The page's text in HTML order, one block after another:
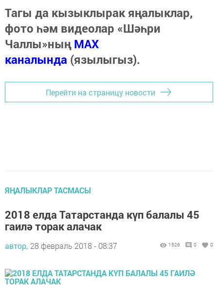
Тагы да кызыклырак яңалыклар,
фото һәм видеолар «Шәһри
Чаллы»ныңMAX
каналында (язылыгыз).
Перейти на страницу новости
ЯҢАЛЫКЛАР ТАСМАСЫ
2018 елда Татарстанда күп балалы 45
гаилә торак алачак
автор, 28 февраль 2018 - 08:37 1526 0 0